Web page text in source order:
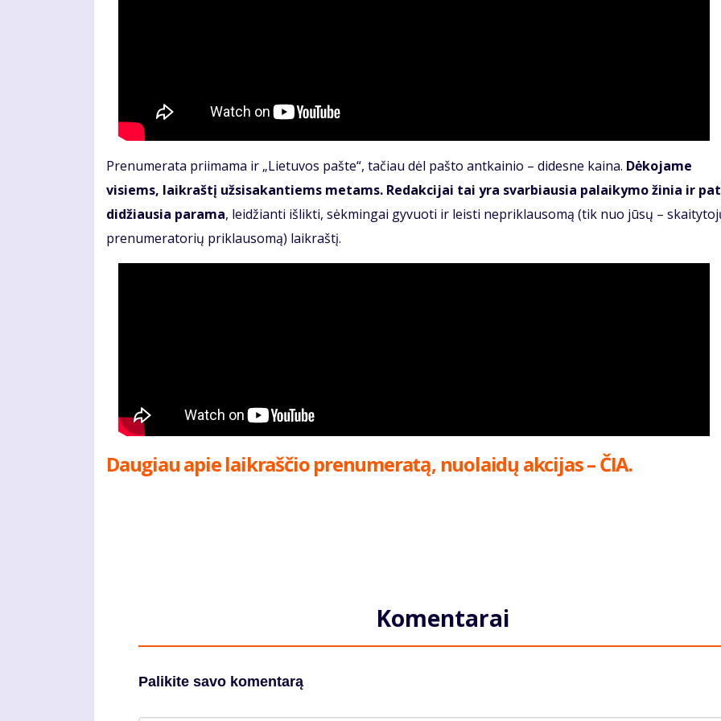
Prenumerata priimama ir „Lietuvos pašte“, tačiau dėl pašto antkainio – didesne kaina. Dėkojame
visiems, laikraštį užsisakantiems metams. Redakcijai tai yra svarbiausia palaikymo žinia ir
didžiausia parama, leidžianti išlikti, sėkmingai gyvuoti ir leisti nepriklausomą (tik nuo jūsų –
prenumeratorių priklausomą) laikraštį.
Daugiau apie laikraščio prenumeratą, nuolaidų akcijas – ČIA.
Komentarai
Palikite savo komentarą